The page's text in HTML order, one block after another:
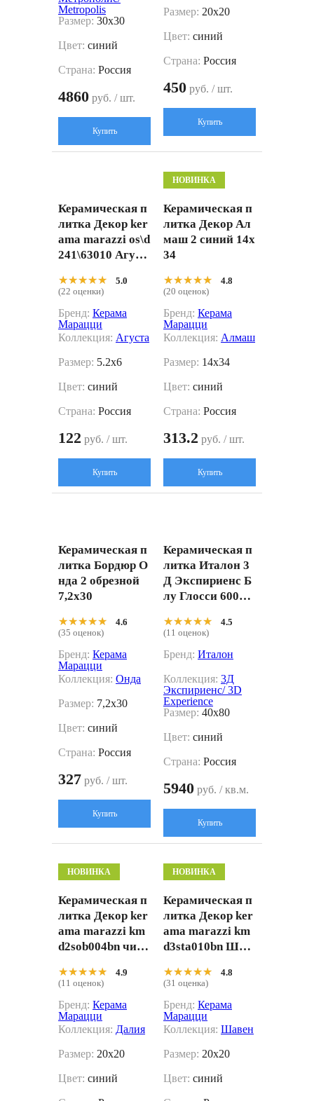
Metropolis
Размер: 30x30
Цвет: синий
Страна: Россия
4860 руб. / шт.
Купить
Размер: 20x20
Цвет: синий
Страна: Россия
450 руб. / шт.
Купить
Керамическая п
литка Декор ker
ama marazzi os\d
241\63010 Агуст
ый 5.2x6
★★★★★
★★★★★
5.0
(22 оценки)
Бренд: Керама
Марацци
Коллекция: Агуста
Размер: 5.2x6
Цвет: синий
Страна: Россия
122 руб. / шт.
Купить
НОВИНКА
Керамическая п
литка Декор Ал
маш 2 синий 14x
34
★★★★★
★★★★★
4.8
(20 оценок)
Бренд: Керама
Марацци
Коллекция: Алмаш
Размер: 14x34
Цвет: синий
Страна: Россия
313.2 руб. / шт.
Купить
Керамическая п
литка Бордюр О
нда 2 обрезной
7,2x30
★★★★★
★★★★★
4.6
(35 оценок)
Бренд: Керама
Марацци
Коллекция: Онда
Размер: 7,2x30
Цвет: синий
Страна: Россия
327 руб. / шт.
Купить
Керамическая п
литка Италон 3
Д Экспириенс Б
лу Глосси 60001
0x80
★★★★★
★★★★★
4.5
(11 оценок)
Бренд: Италон
Коллекция: 3Д
Экспириенс/ 3D
Experience
Размер: 40x80
Цвет: синий
Страна: Россия
5940 руб. / кв.м.
Купить
НОВИНКА
Керамическая п
литка Декор ker
ama marazzi km
d2sob004bn чипс
глянцевый 20x2
0
★★★★★
★★★★★
4.9
(11 оценок)
Бренд: Керама
Марацци
Коллекция: Далия
Размер: 20x20
Цвет: синий
НОВИНКА
Керамическая п
литка Декор ker
ama marazzi km
d3sta010bn Шав
x20
★★★★★
★★★★★
4.8
(31 оценка)
Бренд: Керама
Марацци
Коллекция: Шавен
Размер: 20x20
Цвет: синий